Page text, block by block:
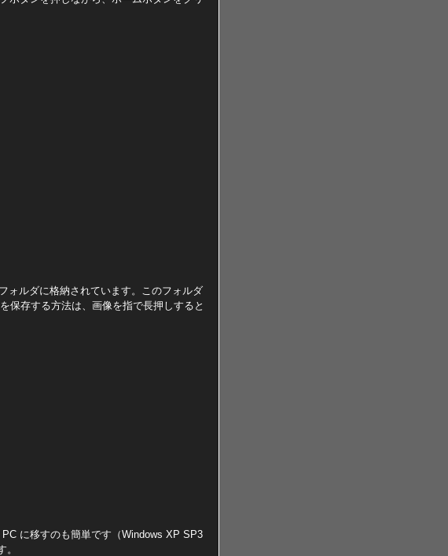
ォルダに格納されています。このフォルダ
保存する方法は、画像を指で長押しすると
に移すのも簡単です（Windows XP SP3